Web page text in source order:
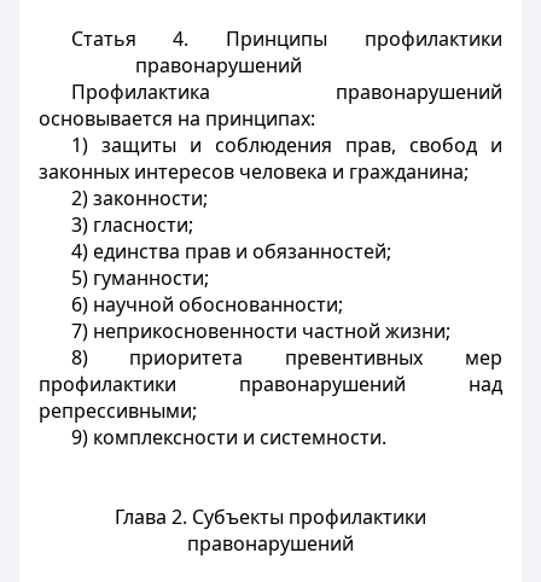
Статья 4. Принципы профилактики
правонарушений
Профилактика правонарушений
основывается на принципах:
1) защиты и соблюдения прав, свобод и
законных интересов человека и гражданина;
2) законности;
3) гласности;
4) единства прав и обязанностей;
5) гуманности;
6) научной обоснованности;
7) неприкосновенности частной жизни;
8) приоритета превентивных мер
профилактики правонарушений над
репрессивными;
9) комплексности и системности.
Глава 2. Субъекты профилактики
правонарушений